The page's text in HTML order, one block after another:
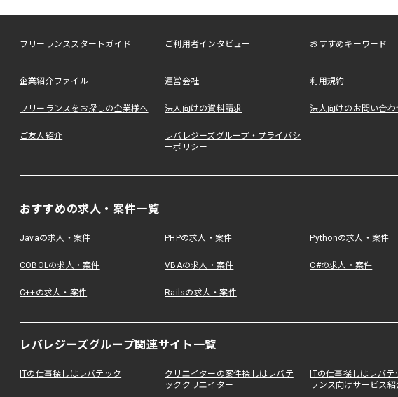
フリーランススタートガイド ご利用者インタビュー おすすめキーワード
企業紹介ファイル 運営会社 利用規約
フリーランスをお探しの企業様へ 法人向けの資料請求 法人向けのお問い合わ
ご友人紹介
レバレジーズグループ・プライバシ
ーポリシー
おすすめの求人・案件一覧
Javaの求人・案件 PHPの求人・案件 Pythonの求人・案件
COBOLの求人・案件 VBAの求人・案件 C#の求人・案件
C++の求人・案件 Railsの求人・案件
レバレジーズグループ関連サイト一覧
ITの仕事探しはレバテック
クリエイターの案件探しはレバテ
ッククリエイター
ITの仕事探しはレバテ
ランス向けサービス紹